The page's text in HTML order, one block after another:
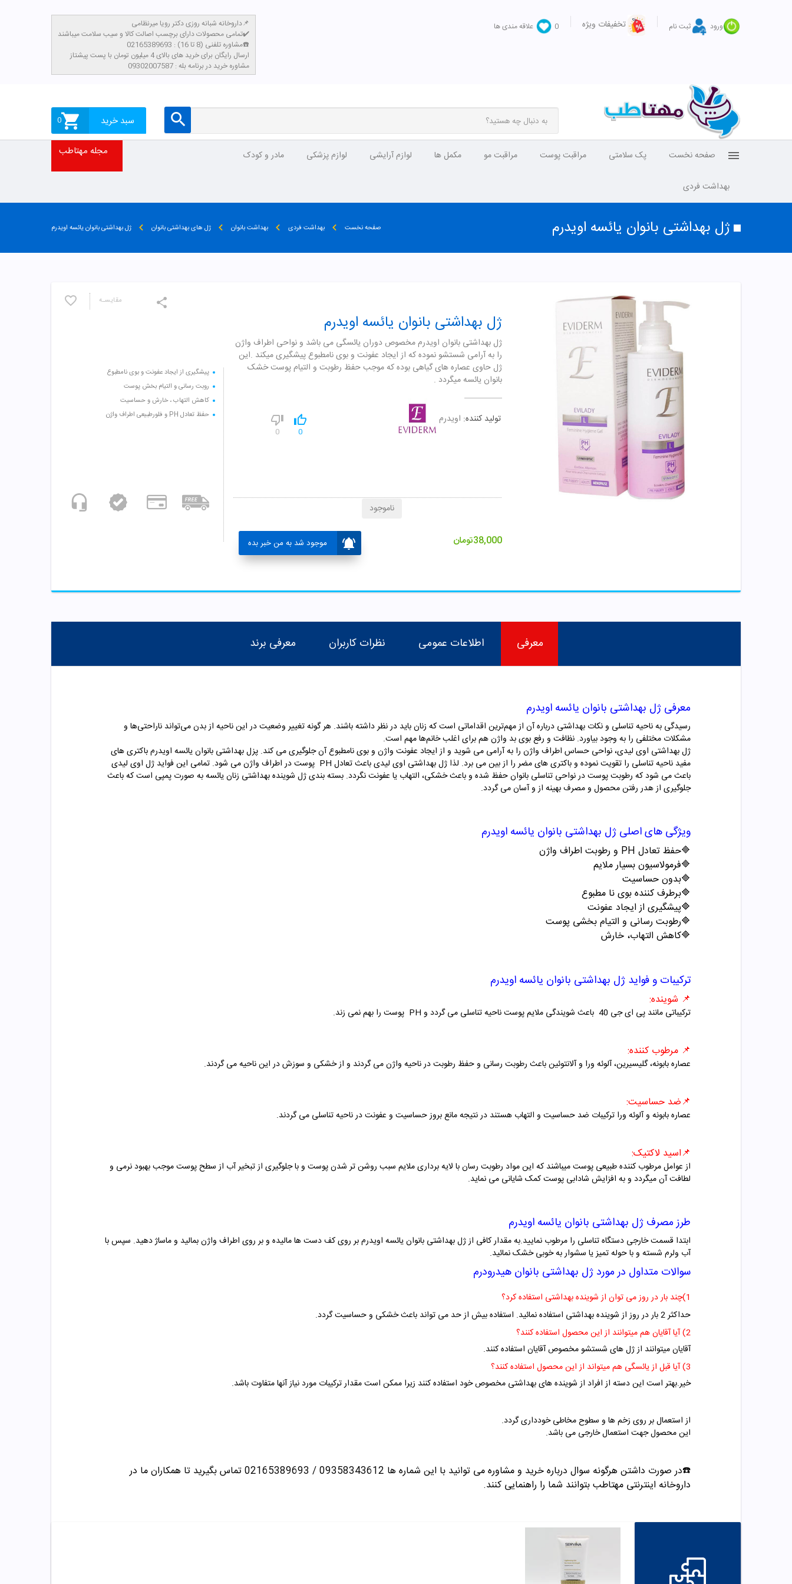
ورود ثبت نام تخفیفات ویژه 0 علاقه مندی ها
داروخانه شبانه روزی دکتر رویا میرنظامی📌
تمامی محصولات دارای برچسب اصالت کالا و سیب سلامت میباشند✔️
مشاوره تلفنی (8 تا 16) : 02165389693☎️
​ارسال رایگان برای خرید های بالای 4 میلیون تومان با پست پیشتاز
مشاوره خرید در برنامه بله : 09302007587
سبد خرید 0
صفحه نخست پک سلامتی مراقبت پوست مراقبت مو مکمل ها لوازم آرایشی لوازم پزشکی مادر و کودک
بهداشت فردی
مجله مهتاطب
ژل بهداشتی بانوان یائسه اویدرم صفحه نخست بهداشت فردی بهداشت بانوان ژل های بهداشتی بانوان ژل بهداشتی بانوان یائسه اویدرم
مقایسـه
پیشگیری از ایجاد عفونت و بوی نامطبوع
روبت رسانی و التیام بخش پوست
کاهش التهاب ، خارش و حساسیت
حفظ تعادل PH و فلورطبیعی اطراف واژن
ژل بهداشتی بانوان یائسه اویدرم
ژل بهداشتی بانوان اویدرم مخصوص دوران یائسگی می باشد و نواحی اطراف واژن
را به آرامی شستشو نموده که از ایجاد عفونت و بوی نامطبوع پیشگیری میکند .این
ژل حاوی عصاره های گیاهی بوده که موجب حفظ رطوبت و التیام پوست خشک
بانوان یائسه میگردد .
تولید کننده: اویدرم
0
0
38,000تومان موجود شد به من خبر بده
ناموجود
معرفی اطلاعات عمومی نظرات کاربران معرفی برند
معرفی ژل بهداشتی بانوان یائسه اویدرم
رسیدگی به ناحیه تناسلی و نکات بهداشتی درباره آن از مهم‌ترین اقداماتی است که زنان باید در نظر داشته باشند. هر گونه تغییر وضعیت در این ناحیه از بدن می‌تواند ناراحتی‌ها و
مشکلات مختلفی را به وجود بیاورد. نظافت و رفع بوی بد واژن هم برای اغلب خانم‌ها مهم است.
ژل بهداشتی اوی لیدی، نواحی حساس اطراف واژن را به آرامی می شوید و از ایجاد عفونت واژن و بوی نامطبوع آن جلوگیری می کند. پزل بهداشتی بانوان یائسه اویدرم باکتری های
مفید ناحیه تناسلی را تقویت نموده و باکتری های مضر را از بین می برد. لذا ژل بهداشتی اوی لیدی باعث تعادل PH پوست در اطراف واژن می شود. تمامی این فواید ژل اوی لیدی
باعث می شود که رطوبت پوست در نواحی تناسلی بانوان حفظ شده و باعث خشکی، التهاب یا عفونت نگردد. بسته بندی ژل شوینده بهداشتی زنان یائسه به صورت پمپی است که باعث
جلوگیری از هدر رفتن محصول و مصرف بهینه از و آسان می گردد.
ویژگی های اصلی ژل بهداشتی بانوان یائسه اویدرم
🔷حفظ تعادل PH و رطوبت اطراف واژن
🔷فرمولاسیون بسیار ملایم
🔷بدون حساسیت
🔷برطرف کننده بوی نا مطبوع
🔷پیشگیری از ایجاد عفونت
🔷رطوبت رسانی و التیام بخشی پوست
🔷کاهش التهاب، خارش
ترکیبات و فواید ژل بهداشتی بانوان یائسه اویدرم
📌 شوینده:
ترکیباتی مانند پی ای جی 40 باعث شویندگی ملایم پوست ناحیه تناسلی می گردد و PH پوست را بهم نمی زند.
📌 مرطوب کننده:
عصاره بابونه، گلیسیرین، آلوئه ورا و آلانتوئین باعث رطوبت رسانی و حفظ رطوبت در ناحیه واژن می گردند و از خشکی و سوزش در این ناحیه می گردند.
📌ضد حساسیت:
عصاره بابونه و آلوئه ورا ترکیبات ضد حساسیت و التهاب هستند در نتیجه مانع بروز حساسیت و عفونت در ناحیه تناسلی می گردند.
📌اسید لاکتیک:
از عوامل مرطوب کننده طبیعی پوست میباشند که این مواد رطوبت رسان با لایه برداری ملایم سبب روشن تر شدن پوست و با جلوگیری از تبخیر آب از سطح پوست موجب بهبود نرمی و
لطافت آن میگردد و به افزایش شادابی پوست کمک شایانی می نماید.
طرز مصرف ژل بهداشتی بانوان یائسه اویدرم
ابتدا قسمت خارجی دستگاه تناسلی را مرطوب نمایید.به مقدار کافی از ژل بهداشتی بانوان یائسه اویدرم بر روی کف دست ها مالیده و بر روی اطراف واژن بمالید و ماساژ دهید. سپس با
آب ولرم شسته و با حوله تمیز یا سشوار به خوبی خشک نمائید.
سوالات متداول در مورد ژل بهداشتی بانوان هیدرودرم
1)چند بار در روز می توان از شوینده بهداشتی استفاده کرد؟
حداکثر 2 بار در روز از شوینده بهداشتی استفاده نمائید. استفاده بیش از حد می تواند باعث خشکی و حساسیت گردد.
2) آیا آقایان هم میتوانند از این محصول استفاده کنند؟
آقایان میتوانند از ژل های شستشو مخصوص آقایان استفاده کنند.
3) آیا قبل از یائسگی هم میتواند از این محصول استفاده کنند؟
خیر.بهتر است این دسته از افراد از شوینده های بهداشتی مخصوص خود استفاده کنند زیرا ممکن است مقدار ترکیبات مورد نیاز آنها متفاوت باشد.
از استعمال بر روی زخم ها و سطوح مخاطی خودداری گردد.
این محصول جهت استعمال خارجی می باشد.
☎️در صورت داشتن هرگونه سوال درباره خرید و مشاوره می توانید با این شماره ها 09358343612 / 02165389693
تماس بگیرید تا همکاران ما در
داروخانه اینترنتی مهتاطب بتوانند شما را راهنمایی کنند.